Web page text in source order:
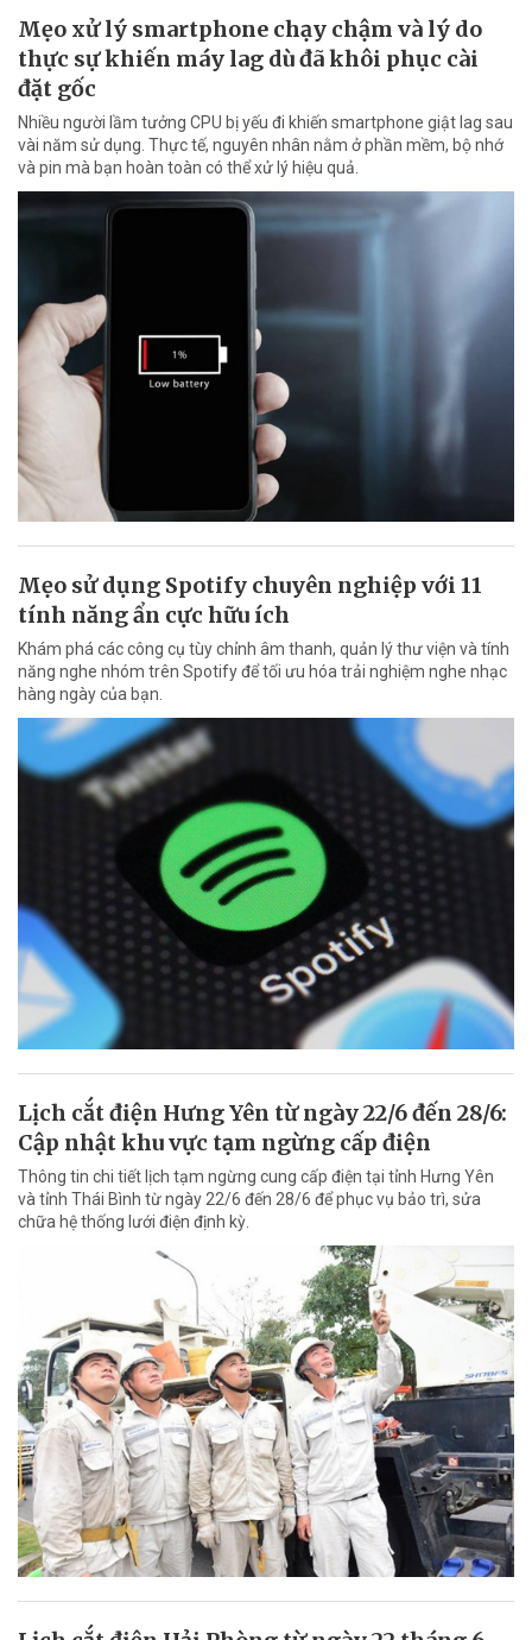
Mẹo xử lý smartphone chạy chậm và lý do
thực sự khiến máy lag dù đã khôi phục cài
đặt gốc
Nhiều người lầm tưởng CPU bị yếu đi khiến smartphone giật lag sau
vài năm sử dụng. Thực tế, nguyên nhân nằm ở phần mềm, bộ nhớ
và pin mà bạn hoàn toàn có thể xử lý hiệu quả.
Mẹo sử dụng Spotify chuyên nghiệp với 11
tính năng ẩn cực hữu ích
Khám phá các công cụ tùy chỉnh âm thanh, quản lý thư viện và tính
năng nghe nhóm trên Spotify để tối ưu hóa trải nghiệm nghe nhạc
hàng ngày của bạn.
Lịch cắt điện Hưng Yên từ ngày 22/6 đến 28/6:
Cập nhật khu vực tạm ngừng cấp điện
Thông tin chi tiết lịch tạm ngừng cung cấp điện tại tỉnh Hưng Yên
và tỉnh Thái Bình từ ngày 22/6 đến 28/6 để phục vụ bảo trì, sửa
chữa hệ thống lưới điện định kỳ.